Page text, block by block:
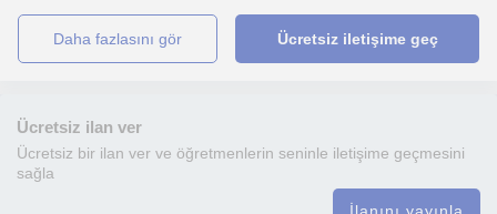
daha fazlasını gör Ücretsiz iletişime geç
Ücretsiz ilan ver
Ücretsiz bir ilan ver ve öğretmenlerin seninle iletişime geçmesini
sağla